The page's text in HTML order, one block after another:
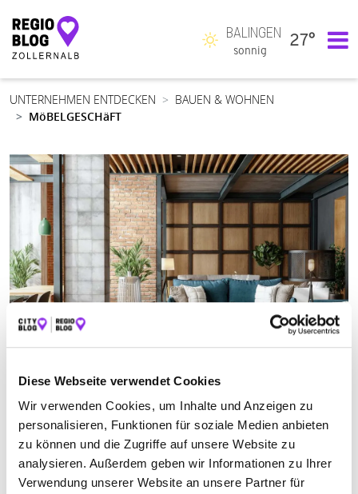
Diese Webseite verwendet Cookies
Wir verwenden Cookies, um Inhalte und Anzeigen zu
personalisieren, Funktionen für soziale Medien anbieten
zu können und die Zugriffe auf unsere Website zu
analysieren. Außerdem geben wir Informationen zu Ihrer
Verwendung unserer Website an unsere Partner für
Hauptnavigation
BALINGEN
sonnig
27°
UNTERNEHMEN ENTDECKEN
BAUEN & WOHNEN
MöBELGESCHäFT
MÖBELGESCHÄFT
Suchen nach